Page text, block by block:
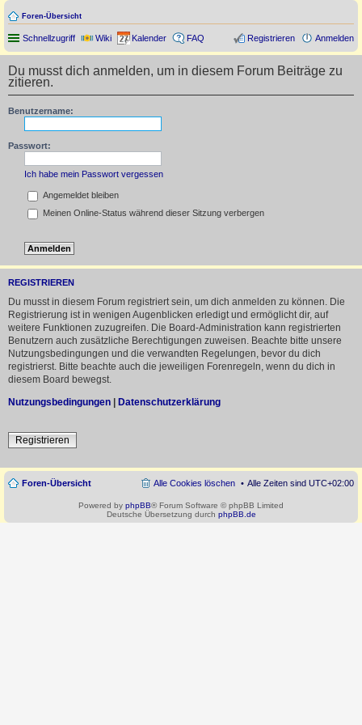
Foren-Übersicht
Schnellzugriff Wiki Kalender FAQ Anmelden
Registrieren
Du musst dich anmelden, um in diesem Forum Beiträge zu
zitieren.
Benutzername:
Passwort:
Ich habe mein Passwort vergessen
Angemeldet bleiben
Meinen Online-Status während dieser Sitzung verbergen
REGISTRIEREN
Du musst in diesem Forum registriert sein, um dich anmelden zu können. Die
Registrierung ist in wenigen Augenblicken erledigt und ermöglicht dir, auf
weitere Funktionen zuzugreifen. Die Board-Administration kann registrierten
Benutzern auch zusätzliche Berechtigungen zuweisen. Beachte bitte unsere
Nutzungsbedingungen und die verwandten Regelungen, bevor du dich
registrierst. Bitte beachte auch die jeweiligen Forenregeln, wenn du dich in
diesem Board bewegst.
Nutzungsbedingungen | Datenschutzerklärung
Registrieren
Foren-Übersicht Alle Zeiten sind UTC+02:00
Alle Cookies löschen
Powered by phpBB® Forum Software © phpBB Limited
Deutsche Übersetzung durch phpBB.de